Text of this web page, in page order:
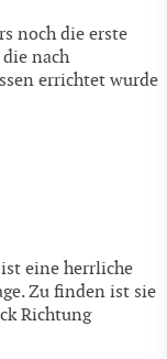
noch die erste
nach
errichtet wurde
ist eine herrliche
Zu finden ist sie
Richtung